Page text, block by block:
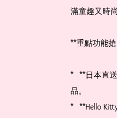
滿童趣又時
**重點功能
*   **日本直
品。
*   **Hello